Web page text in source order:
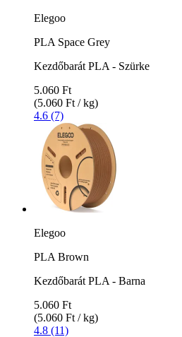
Elegoo
PLA Space Grey
Kezdőbarát PLA - Szürke
5.060 Ft
(5.060 Ft / kg)
4.6 (7)
Elegoo
PLA Brown
Kezdőbarát PLA - Barna
5.060 Ft
(5.060 Ft / kg)
4.8 (11)